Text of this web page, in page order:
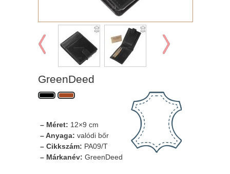
GreenDeed
– Méret: 12×9 cm
– Anyaga: valódi bőr
– Cikkszám: PA09/T
– Márkanév: GreenDeed